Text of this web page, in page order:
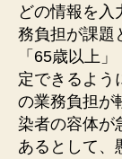
どの情報を⼊
務負担が課題
「65歳以上
定できるよう
の業務負担が
染者の容体が
あるとして、